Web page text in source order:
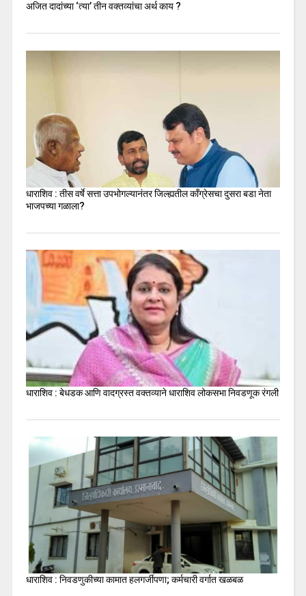
अजित दादांच्या ‘त्या’ तीन वक्तव्यांचा अर्थ काय ?
धाराशिव : तीस वर्षे सत्ता उपभोगल्यानंतर जिल्ह्यतील कॉंग्रेसचा दुसरा बडा नेता
भाजपच्या गळाला?
धाराशिव : बेधडक आणि वादग्रस्त वक्तव्याने धाराशिव लोकसभा निवडणूक रंगली
धाराशिव : निवडणुकीच्या कामात हलगर्जीपणा; कर्मचारी वर्गात खळबळ